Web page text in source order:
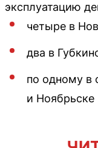
эксплуатацию
четыре в
два в
по одному в
и Ноябрьске